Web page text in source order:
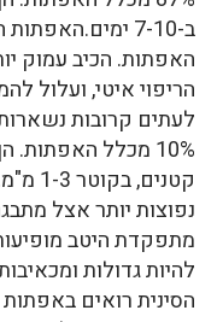
הריפוי איטי, ועלול
10% מכלל
נפוצות יותר אצל
מתפקדת היטב
להיות גדולות
הסינית רואים